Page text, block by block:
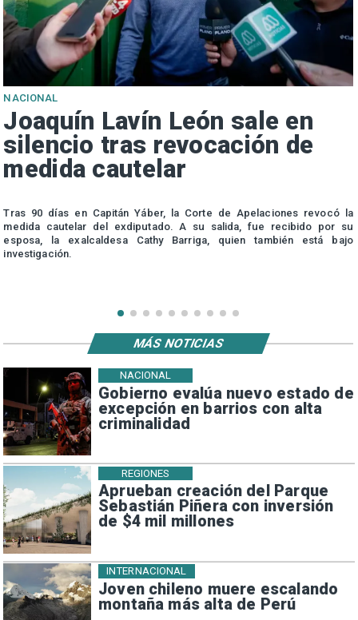
NACIONAL
Joaquín Lavín León sale en
silencio tras revocación de
medida cautelar
Tras 90 días en Capitán Yáber, la Corte de Apelaciones revocó la
medida cautelar del exdiputado. A su salida, fue recibido por su
esposa, la exalcaldesa Cathy Barriga, quien también está bajo
investigación.
Gobierno evalúa nuevo estado de
excepción en barrios con alta
criminalidad
NACIONAL
Aprueban creación del Parque
Sebastián Piñera con inversión
de $4 mil millones
REGIONES
Joven chileno muere escalando
montaña más alta de Perú
INTERNACIONAL
MÁS NOTICIAS